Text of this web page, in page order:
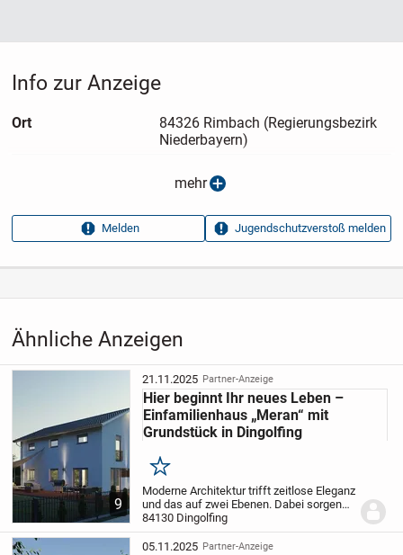
Ähnliche Anzeigen
9
21.11.2025 Partner-Anzeige
Hier beginnt Ihr neues Leben –
Einfamilienhaus „Meran“ mit
Grundstück in Dingolfing
Merken
Moderne Architektur trifft zeitlose Eleganz
und das auf zwei Ebenen. Dabei sorgen
die großen Fenster für viel Licht in Ihrem
neuen Traumhaus. Auf Ihrer zukünftigen
Wohnebene im Erdgeschoss finden Sie...
84130 Dingolfing
05.11.2025 Partner-Anzeige
Info zur Anzeige
Ort
84326 Rimbach (Regierungsbezirk
Niederbayern)
Anzeigen­kennung
e054a7be
Kategorie Immobilien›Kaufen›Häuser
mehr
Melden Jugendschutzverstoß melden